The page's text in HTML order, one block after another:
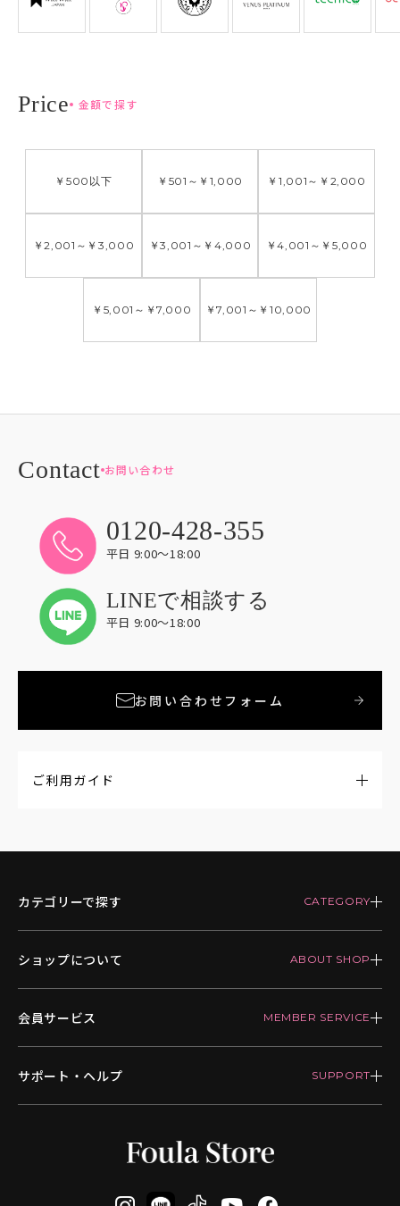
金額で探す
￥500 以下 ￥501 ～ ￥1,000 ￥1,001 ～ ￥2,000
￥2,001 ～ ￥3,000 ￥3,001 ～ ￥4,000 ￥4,001 ～ ￥5,000
￥5,001 ～ ￥7,000 ￥7,001 ～ ￥10,000
お問い合わせ
0120-428-355
平日 9:00〜18:00
LINEで相談する
平日 9:00〜18:00
お問い合わせフォーム
ご利用ガイド
カテゴリーで探す
ショップについて
会員サービス
サポート・ヘルプ